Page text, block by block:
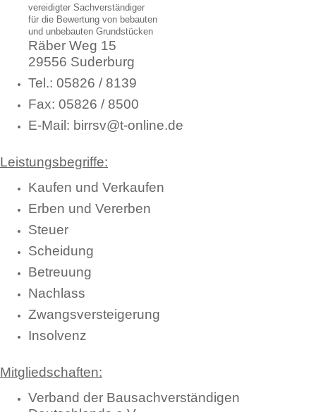
vereidigter Sachverständiger
für die Bewertung von bebauten
und unbebauten Grundstücken
Räber Weg 15
29556 Suderburg
Tel.: 05826 / 8139
Fax: 05826 / 8500
E-Mail: birrsv@t-online.de
Leistungsbegriffe:
Kaufen und Verkaufen
Erben und Vererben
Steuer
Scheidung
Betreuung
Nachlass
Zwangsversteigerung
Insolvenz
Mitgliedschaften:
Verband der Bausachverständigen